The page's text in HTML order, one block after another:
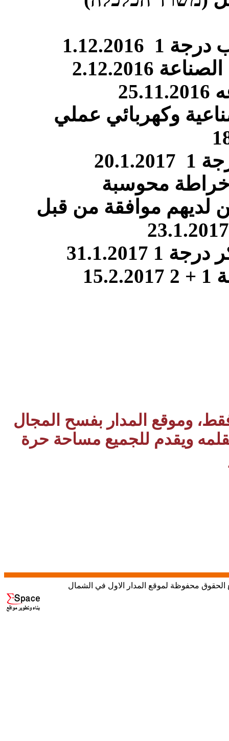
2.12.2016
وكهربائي عملي
لديهم موافقة من قبل
وموقع المدار بفسح المجال
ويقدم للجميع مساحة حرة